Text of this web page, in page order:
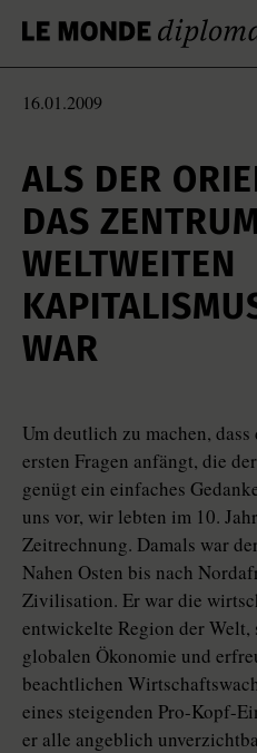
16.01.2009
ALS DER
DAS
WELTWEITEN
WAR
Um deutlich zu machen,
ersten Fragen anfängt, die
genügt ein einfaches
uns vor, wir lebten im 10.
Zeitrechnung. Damals war
Nahen Osten bis nach
Zivilisation. Er war die
entwickelte Region der Welt,
globalen Ökonomie und
beachtlichen
eines steigenden Pro-Kopf-
er alle angeblich